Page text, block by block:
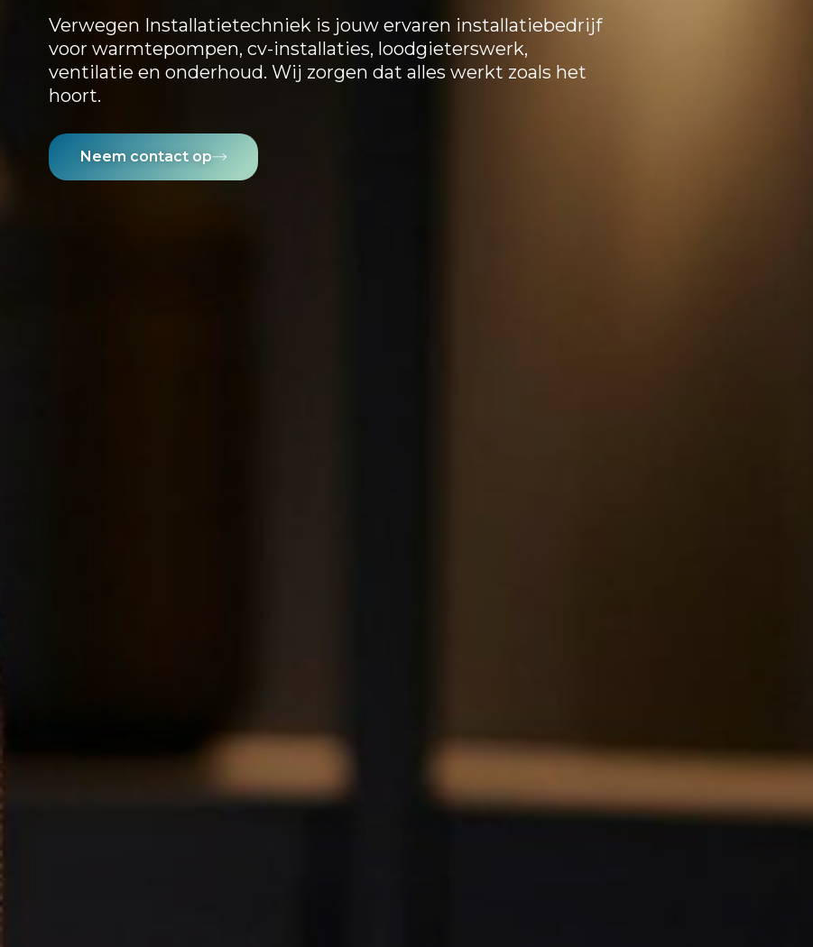
Verwegen Installatietechniek is jouw ervaren installatiebedrijf
voor warmtepompen, cv-installaties, loodgieterswerk,
ventilatie en onderhoud. Wij zorgen dat alles werkt zoals het
hoort.
Neem contact op